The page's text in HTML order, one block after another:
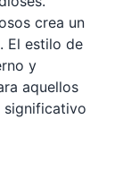
crea un
El estilo de
y
aquellos
significativo